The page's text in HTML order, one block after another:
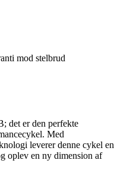
mod stelbrud
det er den perfekte
Med
leverer denne cykel en
oplev en ny dimension af